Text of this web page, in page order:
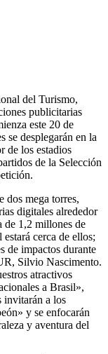
del Turismo,
publicitarias
este 20 de
se desplegarán en la
de los estadios
de la Selección
dos mega torres,
digitales alrededor
de 1,2 millones de
cerca de ellos;
de impactos durante
Silvio Nascimento.
atractivos
a Brasil»,
invitarán a los
y se enfocarán
y aventura del